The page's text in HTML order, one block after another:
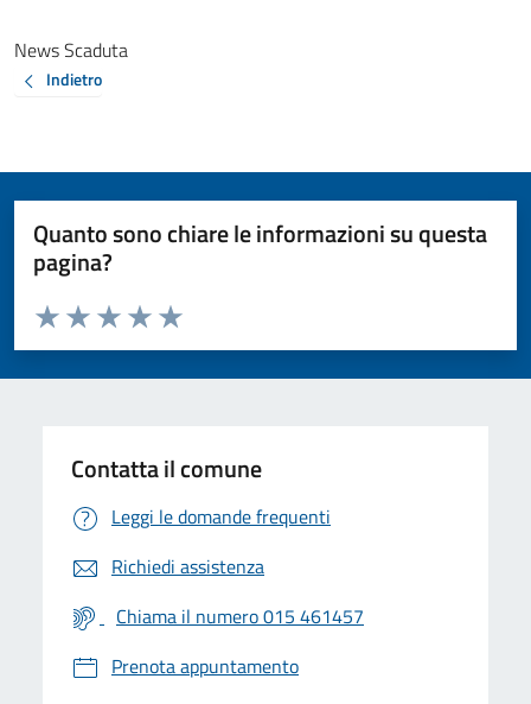
News Scaduta
Indietro
Quanto sono chiare le informazioni su questa
pagina?
Valuta da 1 a 5 stelle la pagina
Valuta 5 stelle su 5
Valuta 4 stelle su 5
Valuta 3 stelle su 5
Valuta 2 stelle su 5
Valuta 1 stelle su 5
Contatta il comune
Leggi le domande frequenti
Richiedi assistenza
Chiama il numero 015 461457
Prenota appuntamento